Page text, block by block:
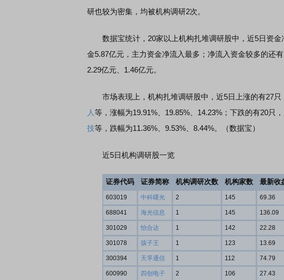
研也较为密集，均被机构调研2次。
数据宝统计，20家以上机构扎堆调研股中，近5日资金
金5.87亿元，主力资金净流入最多；净流入资金较多的还有
2.29亿元、1.46亿元。
市场表现上，机构扎堆调研股中，近5日上涨的有27只
人 等，涨幅为19.91%、19.85%、14.23%；下跌的有20只
技等，跌幅为11.36%、9.53%、8.44%。（数据宝）
近5日机构调研股一览
证券代码 证券简称 机构调研次数 机构家数 最新收
603019 中科曙光 2 145 69.36
688041 海光信息 1 145 136.09
301029 怡合达 1 142 22.28
301078 孩子王 1 123 13.69
300394 天孚通信 1 112 74.79
600990 四创电子 2 106 27.43